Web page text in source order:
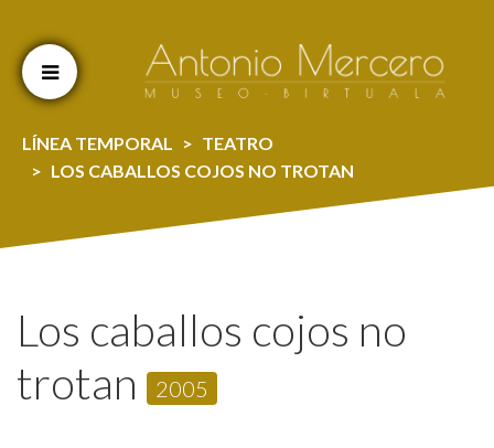
LÍNEA TEMPORAL
TEATRO
LOS CABALLOS COJOS NO TROTAN
Los caballos cojos no
trotan
2005